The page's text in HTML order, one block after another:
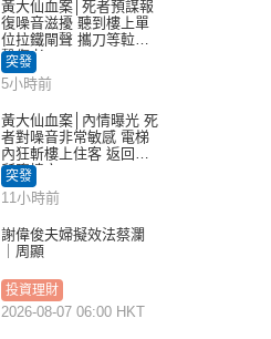
黃大仙血案│死者預謀報
復噪音滋擾 聽到樓上單
位拉鐵閘聲 攜刀等𨋢伏
擊傷者
突發
5小時前
黃大仙血案│內情曝光 死
者對噪音非常敏感 電梯
內狂斬樓上住客 返回住
所墮樓亡
突發
11小時前
謝偉俊夫婦擬效法蔡瀾
｜周顯
投資理財
2026-08-07 06:00 HKT